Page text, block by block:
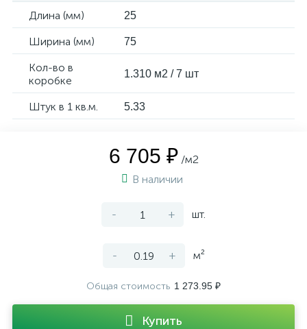
Длина (мм) 25
Ширина (мм) 75
Кол-во в
коробке
1.310 м2 / 7 шт
Штук в 1 кв.м. 5.33
6 705 ₽ /м2
В наличии
- + шт.
- + м²
Общая стоимость 1 273.95 ₽
Купить